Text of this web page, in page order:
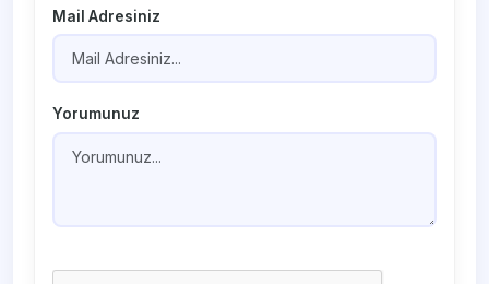
Mail Adresiniz
Yorumunuz